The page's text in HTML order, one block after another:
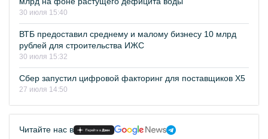
30 июля 15:40
ВТБ предоставил среднему и малому бизнесу 10 млрд
рублей для строительства ИЖС
30 июля 15:32
Сбер запустил цифровой факторинг для поставщиков Х5
27 июля 14:50
Читайте нас в